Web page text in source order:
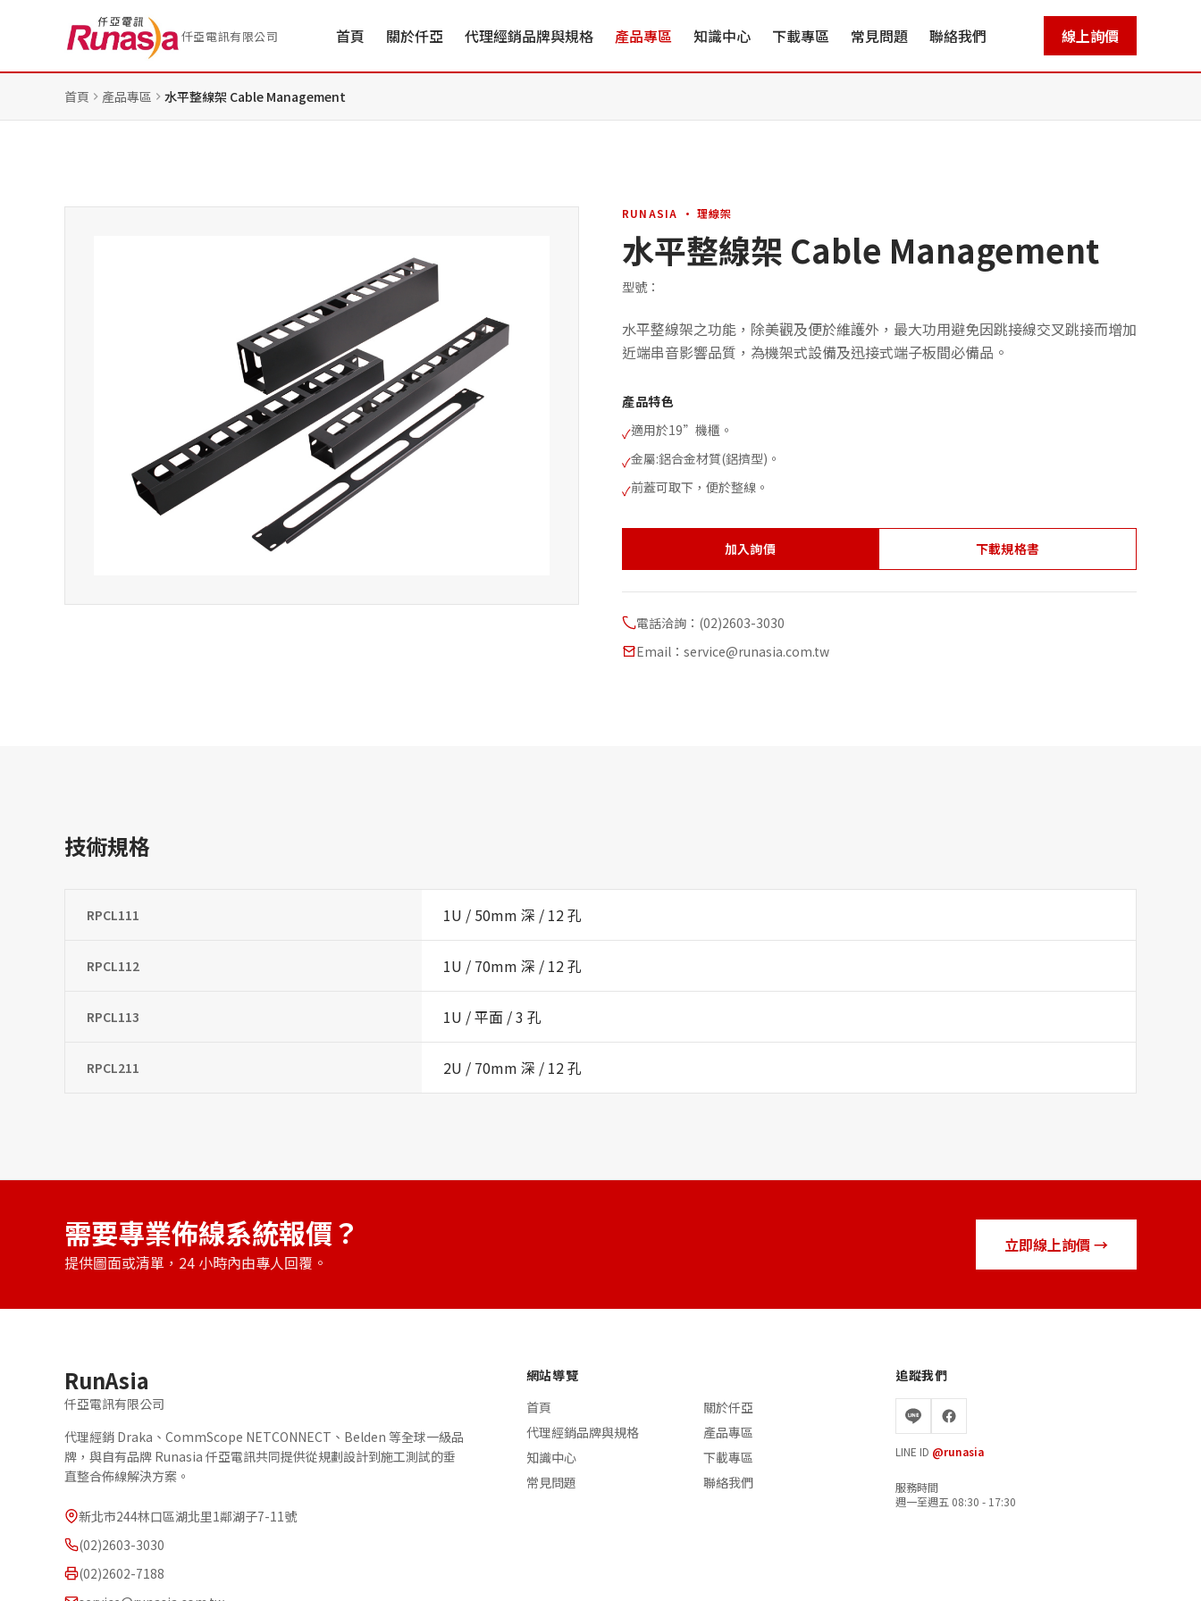
仟亞電訊有限公司 首頁 關於仟亞 代理經銷品牌與規格 產品專區 知識中心 下載專區 常見問題 聯絡我們 線上詢價
首頁 產品專區 水平整線架 Cable Management
RUNASIA · 理線架
水平整線架 Cable Management
型號：
水平整線架之功能，除美觀及便於維護外，最大功用避免因跳接線交叉跳接而增加
近端串音影響品質，為機架式設備及迅接式端子板間必備品。
產品特色
✓適用於19”機櫃。
✓金屬:鋁合金材質(鋁擠型)。
✓前蓋可取下，便於整線。
加入詢價 下載規格書
電話洽詢：(02)2603-3030
Email：service@runasia.com.tw
技術規格
RPCL111 1U / 50mm 深 / 12 孔
RPCL112 1U / 70mm 深 / 12 孔
RPCL113 1U / 平面 / 3 孔
RPCL211 2U / 70mm 深 / 12 孔
需要專業佈線系統報價？
提供圖面或清單，24 小時內由專人回覆。
立即線上詢價 →
RunAsia
仟亞電訊有限公司
代理經銷 Draka、CommScope NETCONNECT、Belden 等全球一級品
牌，與自有品牌 Runasia 仟亞電訊共同提供從規劃設計到施工測試的垂
直整合佈線解決方案。
新北市244林口區湖北里1鄰湖子7-11號
(02)2603-3030
(02)2602-7188
網站導覽
首頁
關於仟亞
代理經銷品牌與規格
產品專區
知識中心
下載專區
常見問題
聯絡我們
追蹤我們
LINE ID @runasia
服務時間
週一至週五 08:30 - 17:30